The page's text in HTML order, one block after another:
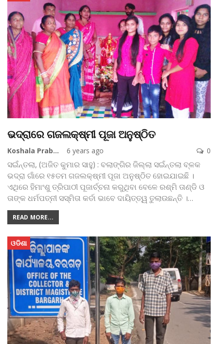
ଭଦ୍ରାରେ ଗଜଲକ୍ଷ୍ମୀ ପୂଜା ଅନୁଷ୍ଠିତ
Koshala Prabaha 6 years ago 0
ସଇଁନ୍ତଲା, (ଅଜିତ କୁମାର ସାହୁ) : ବଲାଙ୍ଗିର ଜିଲ୍ଲା ସଇଁନ୍ତଲା ବ୍ଳକ
ଭଦ୍ରା ଗାଁରେ ୧୫ତମ ଗଜଲକ୍ଷ୍ମୀ ପୂଜା ଅନୁଷ୍ଠିତ ହୋଇଯାଇଛି ।
ଏଥିରେ ହିମାଂଶୁ ତ୍ରିପାଠୀ ପୂଜାର୍ଚ୍ଚନା କରୁଥିବା ବେଳେ ରଶ୍ମି ତାଣ୍ଡି ଓ
ତାଙ୍କ ଧର୍ମପତ୍ନୀ ସସ୍ମିତା କର୍ତା ଭାବେ ଦାୟିତ୍‌ତ୍ୱ ତୁଲାଉଛନ୍ତି ।…
READ MORE...
ଓଡିଶା